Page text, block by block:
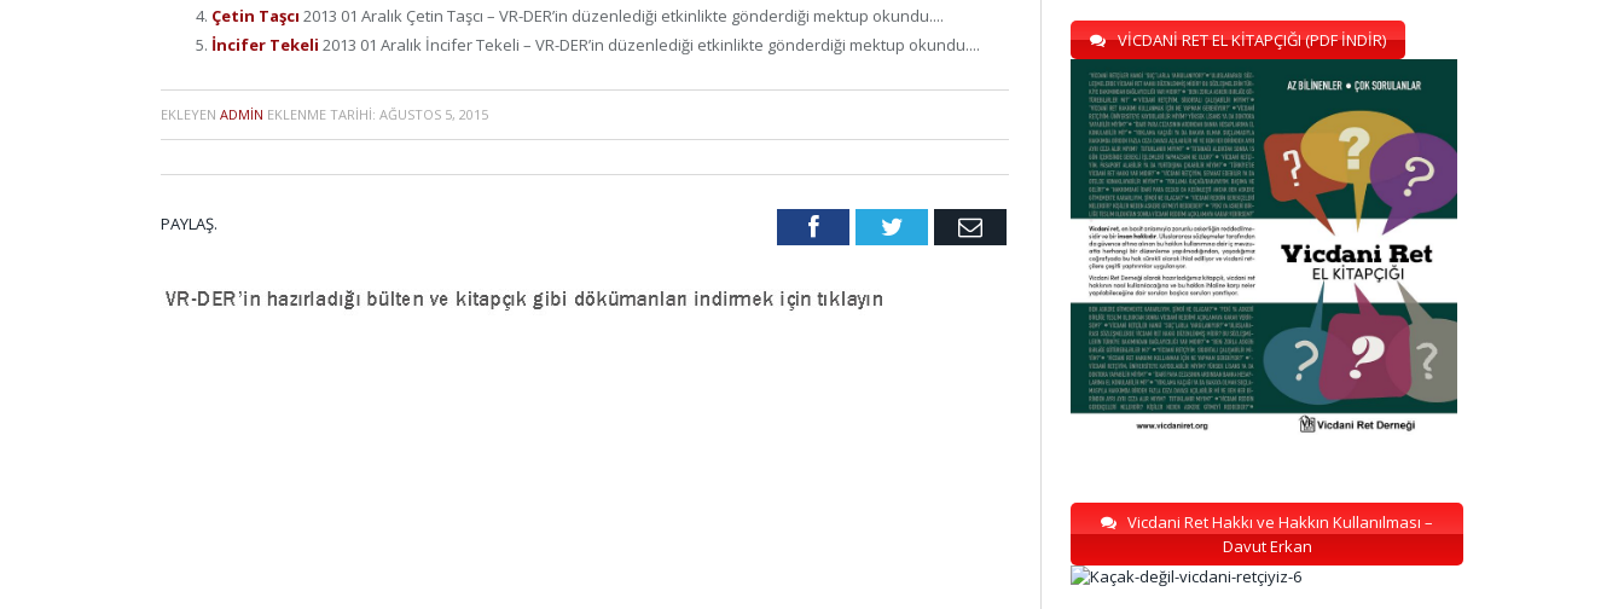
Çetin Taşcı 2013 01 Aralık Çetin Taşcı – VR-DER’in düzenlediği etkinlikte gönderdiği mektup okundu....
İncifer Tekeli 2013 01 Aralık İncifer Tekeli – VR-DER’in düzenlediği etkinlikte gönderdiği mektup okundu....
EKLEYEN ADMIN EKLENME TARIHI: AĞUSTOS 5, 2015
PAYLAŞ. FacebookTwitter Email
VİCDANİ RET EL KİTAPÇIĞI (PDF İNDİR)
Vicdani Ret Hakkı ve Hakkın Kullanılması –
Davut Erkan